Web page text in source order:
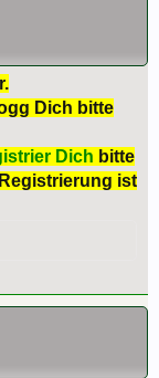
Dich bitte
Dich bitte
ist